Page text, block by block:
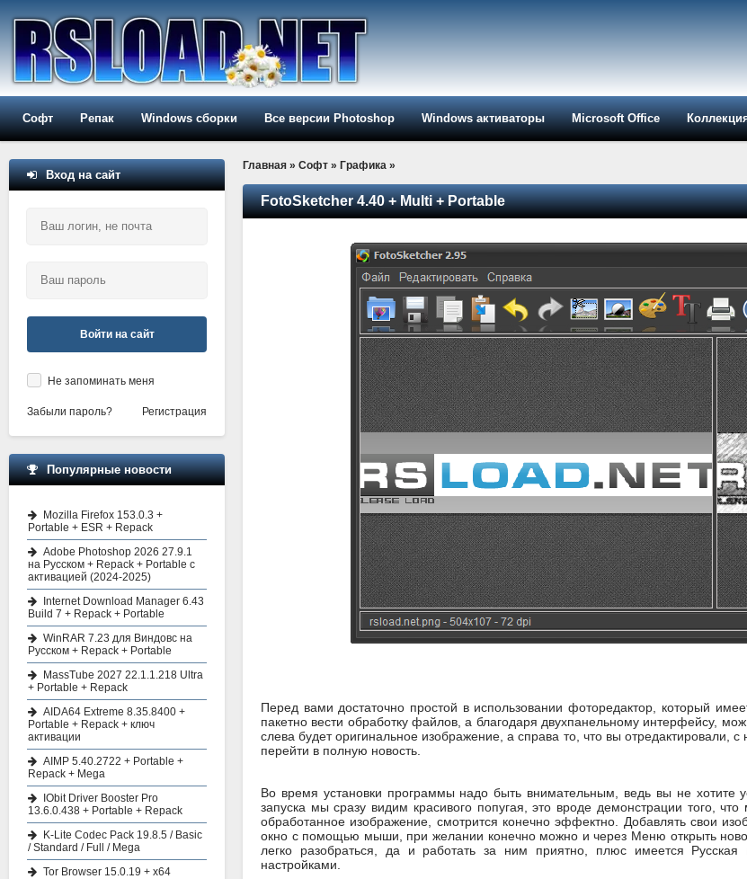
Софт Репак Windows сборки Все версии Photoshop Windows активаторы Microsoft Office
Главная » Софт » Графика »
FotoSketcher 4.40 + Multi + Portable
Перед вами достаточно простой в использовании фоторедактор, который
пакетно вести обработку файлов, а благодаря двухпанельному интерфейсу,
слева будет оригинальное изображение, а справа то, что вы отредактировали,
перейти в полную новость.
Во время установки программы надо быть внимательным, ведь вы не хотите
запуска мы сразу видим красивого попугая, это вроде демонстрации того,
обработанное изображение, смотрится конечно эффектно. Добавлять свои
окно с помощью мыши, при желании конечно можно и через Меню открыть
легко разобраться, да и работать за ним приятно, плюс имеется
настройками.
Вход на сайт
Войти на сайт
Не запоминать меня
Забыли пароль? Регистрация
Популярные новости
Mozilla Firefox 153.0.3 +
Portable + ESR + Repack
Adobe Photoshop 2026 27.9.1
на Русском + Repack + Portable с
активацией (2024-2025)
Internet Download Manager 6.43
Build 7 + Repack + Portable
WinRAR 7.23 для Виндовс на
Русском + Repack + Portable
MassTube 2027 22.1.1.218 Ultra
+ Portable + Repack
AIDA64 Extreme 8.35.8400 +
Portable + Repack + ключ
активации
AIMP 5.40.2722 + Portable +
Repack + Mega
IObit Driver Booster Pro
13.6.0.438 + Portable + Repack
K-Lite Codec Pack 19.8.5 / Basic
/ Standard / Full / Mega
Tor Browser 15.0.19 + x64